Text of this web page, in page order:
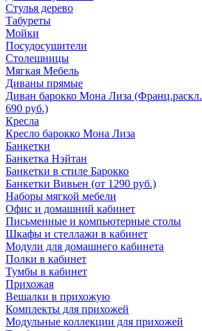
Стулья дерево
Табуреты
Мойки
Посудосушители
Столешницы
Мягкая Мебель
Диваны прямые
Диван барокко Мона Лиза
690 руб.)
Кресла
Кресло барокко Мона Лиза
Банкетки
Банкетка Нэйтан
Банкетки в стиле Барокко
Банкетки Вивьен (от 1290 руб.)
Наборы мягкой мебели
Офис и домашний кабинет
Письменные и компьютерные столы
Шкафы и стеллажи в кабинет
Модули для домашнего кабинета
Полки в кабинет
Тумбы в кабинет
Прихожая
Вешалки в прихожую
Комплекты для прихожей
Модульные коллекции для прихожей